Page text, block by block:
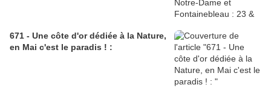
671 - Une côte d'or dédiée à la Nature,
en Mai c'est le paradis ! :